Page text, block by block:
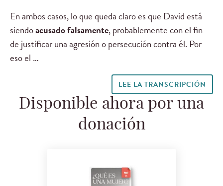
En ambos casos, lo que queda claro es que David está
siendoacusado falsamente, probablemente con el fin
de justificar una agresión o persecución contra él. Por
eso el …
LEE LA TRANSCRIPCIÓN
Disponible ahora por una
donación